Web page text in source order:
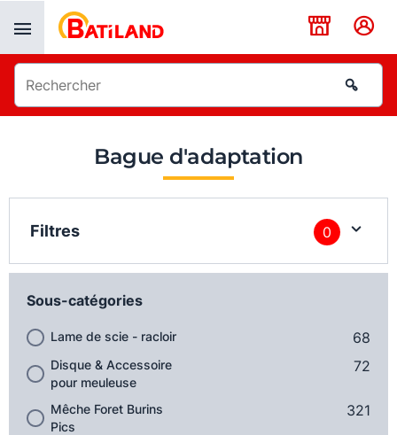
Bague d'adaptation
Filtres 0
Sous-catégories
Lame de scie - racloir 68
Disque & Accessoire
pour meuleuse
72
Mêche Foret Burins
Pics
321
Panneau de gestion des cookies